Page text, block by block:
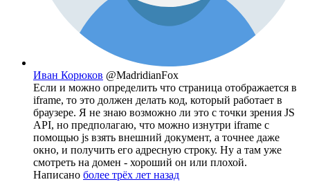
Иван Корюков @MadridianFox
Если и можно определить что страница отображается в
iframe, то это должен делать код, который работает в
браузере. Я не знаю возможно ли это с точки зрения JS
API, но предполагаю, что можно изнутри iframe с
помощью js взять внешний документ, а точнее даже
окно, и получить его адресную строку. Ну а там уже
смотреть на домен - хороший он или плохой.
Написано более трёх лет назад